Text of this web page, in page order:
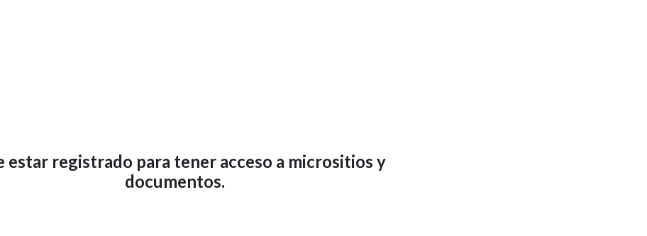
estar registrado para tener acceso a micrositios y
documentos.